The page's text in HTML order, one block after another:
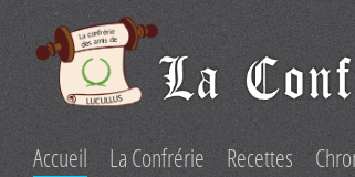
Accueil La Confrérie Recettes